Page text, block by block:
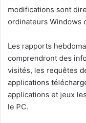
modifications sont
ordinateurs Windows
Les rapports
comprendront des
visités, les requêtes
applications
applications et jeux
le PC.